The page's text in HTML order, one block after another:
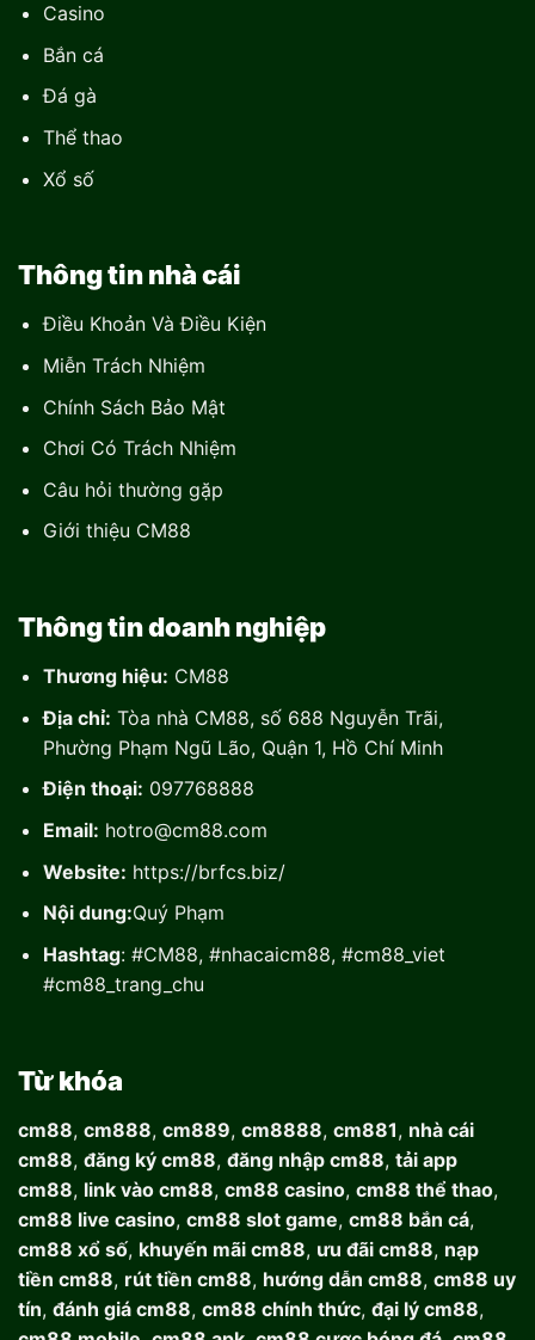
Casino
Bắn cá
Đá gà
Thể thao
Xổ số
Thông tin nhà cái
Điều Khoản Và Điều Kiện
Miễn Trách Nhiệm
Chính Sách Bảo Mật
Chơi Có Trách Nhiệm
Câu hỏi thường gặp
Giới thiệu CM88
Thông tin doanh nghiệp
Thương hiệu: CM88
Địa chỉ: Tòa nhà CM88, số 688 Nguyễn Trãi,
Phường Phạm Ngũ Lão, Quận 1, Hồ Chí Minh
Điện thoại: 097768888
Email: hotro@cm88.com
Website: https://brfcs.biz/
Nội dung:Quý Phạm
Hashtag: #CM88, #nhacaicm88, #cm88_viet
#cm88_trang_chu
Từ khóa
cm88, cm888, cm889, cm8888, cm881, nhà cái
cm88, đăng ký cm88, đăng nhập cm88, tải app
cm88, link vào cm88, cm88 casino, cm88 thể thao,
cm88 live casino, cm88 slot game, cm88 bắn cá,
cm88 xổ số, khuyến mãi cm88, ưu đãi cm88, nạp
tiền cm88, rút tiền cm88, hướng dẫn cm88, cm88 uy
tín, đánh giá cm88, cm88 chính thức, đại lý cm88,